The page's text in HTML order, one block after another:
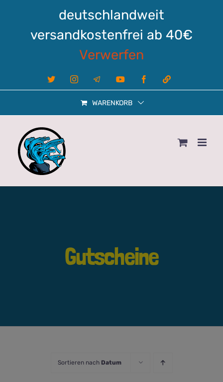
deutschlandweit
versandkostenfrei ab 40€
Verwerfen
X InstagramTelegram YouTube FacebookLinktree
WARENKORB
Gutscheine
Sortieren nach Datum